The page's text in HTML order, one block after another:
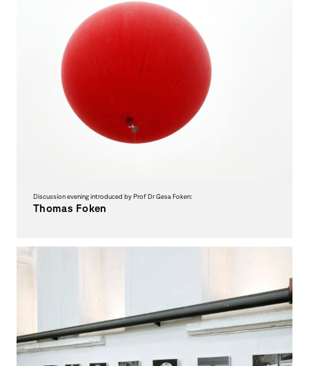
Discussion evening introduced by Prof Dr Gesa Foken:
Thomas Foken